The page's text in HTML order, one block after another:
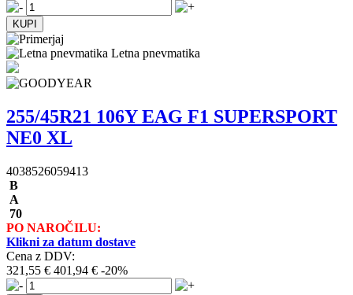
Letna pnevmatika
255/45R21 106Y EAG F1 SUPERSPORT
NE0 XL
4038526059413
B
A
70
PO NAROČILU:
Klikni za datum dostave
Cena z DDV:
321,55 € 401,94 € -20%